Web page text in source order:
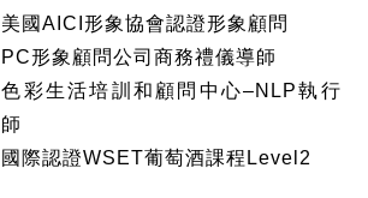
美國AICI形象協會認證形象顧問
PC形象顧問公司商務禮儀導師
色彩生活培訓和顧問中心–NLP執行
師
國際認證WSET葡萄酒課程Level2